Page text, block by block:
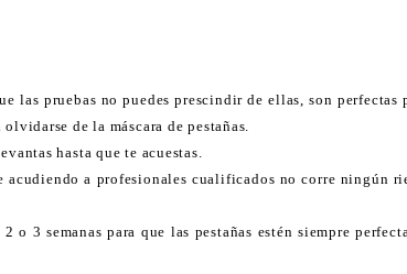
las pruebas no puedes prescindir de ellas, son perfectas
de la máscara de pestañas.
hasta que te acuestas.
acudiendo a profesionales cualificados no corre ningún
o 3 semanas para que las pestañas estén siempre